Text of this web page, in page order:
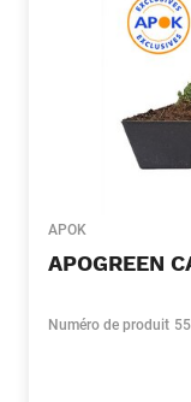
APOK
APOGREEN
Numéro de produit